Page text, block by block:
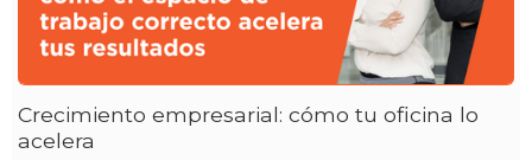
Crecimiento empresarial: cómo tu oficina lo
acelera